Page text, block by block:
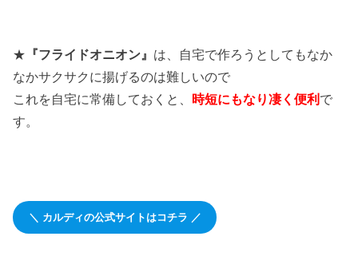
★ 『フライドオニオン』 は、自宅で作ろうとしてもなか
なかサクサクに揚げるのは難しいので
これを自宅に常備しておくと、 時短にもなり凄く便利 で
す。
＼ カルディの公式サイトはコチラ ／